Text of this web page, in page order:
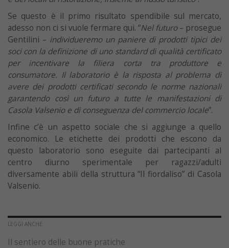
Se questo è il primo risultato spendibile sul mercato,
adesso non ci si vuole fermare qui. “Nel futuro– prosegue
Gentilini – individueremo un paniere di prodotti tipici dei
soci con la definizione di uno standard di qualità certificato
per incentivare la filiera corta tra produttore e
consumatore. Il laboratorio è la risposta al problema di
avere dei prodotti certificati secondo le norme nazionali
garantendo così un futuro a tutte le manifestazioni di
Casola Valsenio e di conseguenza del commercio locale”.
Infine c’è un aspetto sociale che si aggiunge a quello
economico. Le etichette dei prodotti che escono da
questo laboratorio sono eseguite dai partecipanti al
centro diurno sperimentale per ragazzi/adulti
diversamente abili della struttura “Il fiordaliso” di Casola
Valsenio.
LEGGI ANCHE
Il sentiero delle buone pratiche